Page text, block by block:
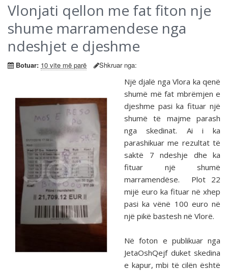
Vlonjati qellon me fat fiton nje
shume marramendese nga
ndeshjet e djeshme
Botuar: 10 vite më parë Shkruar nga:
Një djalë nga Vlora ka qenë
shumë më fat mbrëmjen e
djeshme pasi ka fituar një
shumë të majme parash
nga skedinat. Ai i ka
parashikuar me rezultat të
saktë 7 ndeshje dhe ka
fituar një shumë
marramendëse. Plot 22
mijë euro ka fituar në xhep
pasi ka vënë 100 euro në
një pikë bastesh në Vlorë.
Në foton e publikuar nga
JetaOshQejf duket skedina
e kapur, mbi të cilën është